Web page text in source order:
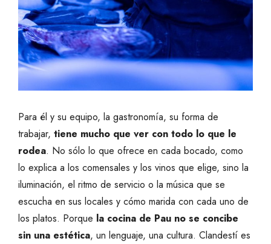
Para él y su equipo, la gastronomía, su forma de
trabajar, tiene mucho que ver con todo lo que le
rodea. No sólo lo que ofrece en cada bocado, como
lo explica a los comensales y los vinos que elige, sino la
iluminación, el ritmo de servicio o la música que se
escucha en sus locales y cómo marida con cada uno de
los platos. Porque la cocina de Pau no se concibe
sin una estética, un lenguaje, una cultura. Clandestí es